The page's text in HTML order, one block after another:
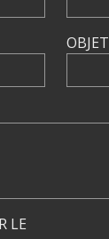
OBJET
LE